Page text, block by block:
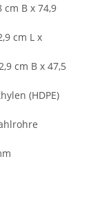
cm B x 74,9
cm L x
cm B x 47,5
(HDPE)